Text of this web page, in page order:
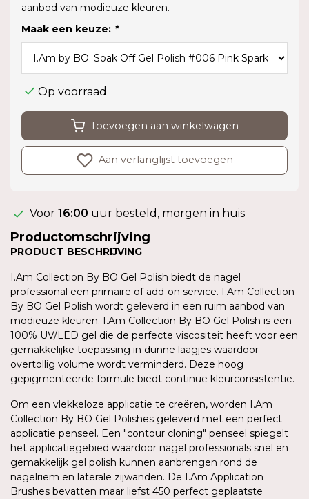
aanbod van modieuze kleuren.
Maak een keuze: *
Op voorraad
Toevoegen aan winkelwagen
Aan verlanglijst toevoegen
Voor 16:00 uur besteld, morgen in huis
Productomschrijving
PRODUCT BESCHRIJVING
I.Am Collection By BO Gel Polish biedt de nagel
professional een primaire of add-on service. I.Am Collection
By BO Gel Polish wordt geleverd in een ruim aanbod van
modieuze kleuren. I.Am Collection By BO Gel Polish is een
100% UV/LED gel die de perfecte viscositeit heeft voor een
gemakkelijke toepassing in dunne laagjes waardoor
overtollig volume wordt verminderd. Deze hoog
gepigmenteerde formule biedt continue kleurconsistentie.
Om een vlekkeloze applicatie te creëren, worden I.Am
Collection By BO Gel Polishes geleverd met een perfect
applicatie penseel. Een "contour cloning" penseel spiegelt
het applicatiegebied waardoor nagel professionals snel en
gemakkelijk gel polish kunnen aanbrengen rond de
nagelriem en laterale zijwanden. De I.Am Application
Brushes bevatten maar liefst 450 perfect geplaatste